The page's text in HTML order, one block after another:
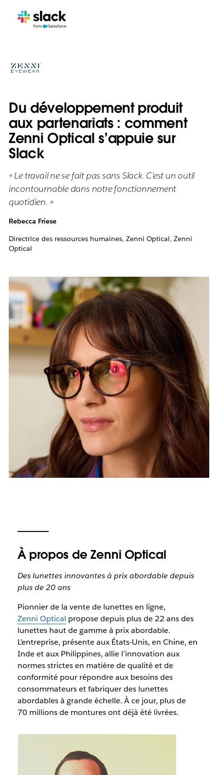
Du développement produit
aux partenariats : comment
Zenni Optical s’appuie sur
Slack
« Le travail ne se fait pas sans Slack. C’est un outil
incontournable dans notre fonctionnement
quotidien. »
Rebecca Friese
Directrice des ressources humaines, Zenni Optical, Zenni
Optical
À propos de Zenni Optical
Des lunettes innovantes à prix abordable depuis
plus de 20 ans
Pionnier de la vente de lunettes en ligne,
Zenni Optical propose depuis plus de 22 ans des
lunettes haut de gamme à prix abordable.
L’entreprise, présente aux États-Unis, en Chine, en
Inde et aux Philippines, allie l’innovation aux
normes strictes en matière de qualité et de
conformité pour répondre aux besoins des
consommateurs et fabriquer des lunettes
abordables à grande échelle. À ce jour, plus de
70 millions de montures ont déjà été livrées.